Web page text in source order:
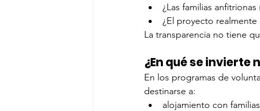
¿Las familias
¿El proyecto
La transparencia no tiene
¿En qué se invierte
En los programas de
destinarse a:
alojamiento con